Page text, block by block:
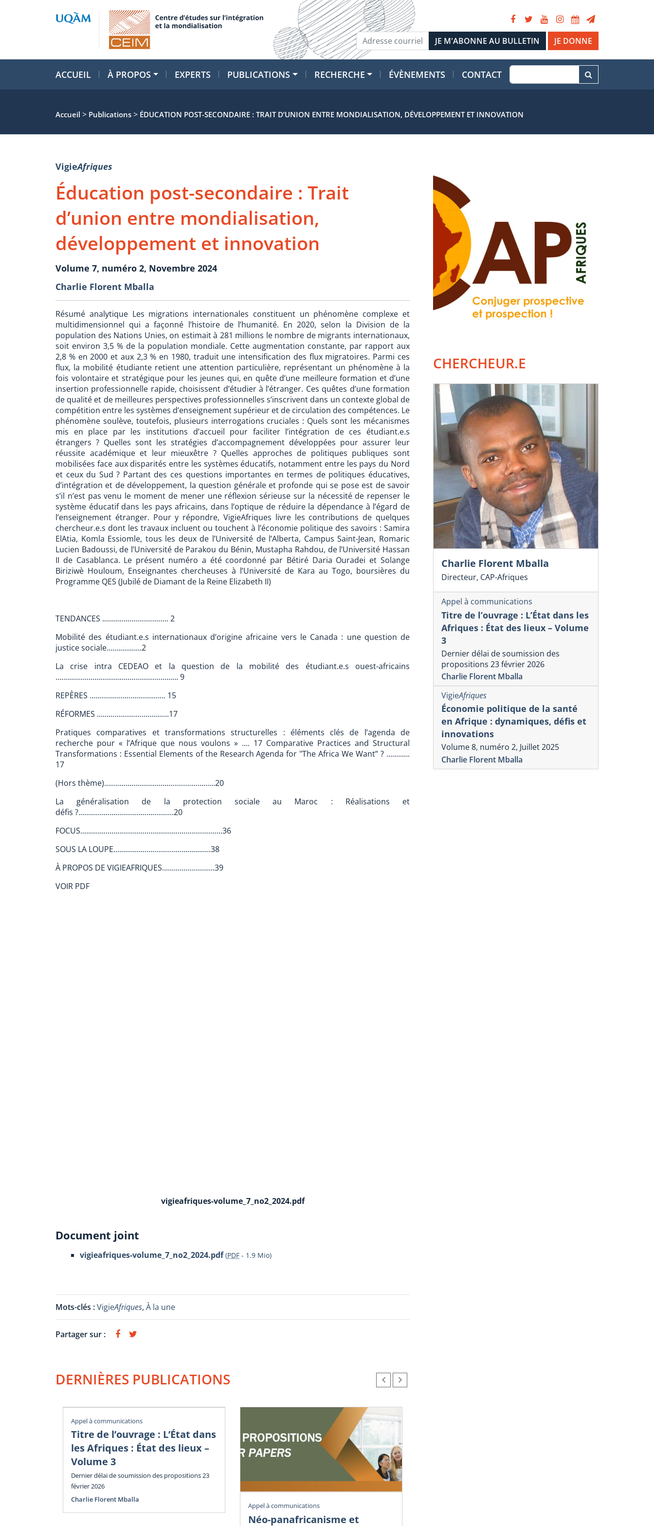
JE DONNE
ACCUEIL À PROPOS EXPERTS PUBLICATIONS RECHERCHE ÉVÈNEMENTS CONTACT
Accueil > Publications > ÉDUCATION POST-SECONDAIRE : TRAIT D’UNION ENTRE MONDIALISATION, DÉVELOPPEMENT ET INNOVATION
VigieAfriques
Éducation post-secondaire : Trait
d’union entre mondialisation,
développement et innovation
Volume 7, numéro 2, Novembre 2024
Charlie Florent Mballa
Résumé analytique Les migrations internationales constituent un phénomène complexe et
multidimensionnel qui a façonné l’histoire de l’humanité. En 2020, selon la Division de la
population des Nations Unies, on estimait à 281 millions le nombre de migrants internationaux,
soit environ 3,5 % de la population mondiale. Cette augmentation constante, par rapport aux
2,8 % en 2000 et aux 2,3 % en 1980, traduit une intensification des flux migratoires. Parmi ces
flux, la mobilité étudiante retient une attention particulière, représentant un phénomène à la
fois volontaire et stratégique pour les jeunes qui, en quête d’une meilleure formation et d’une
insertion professionnelle rapide, choisissent d’étudier à l’étranger. Ces quêtes d’une formation
de qualité et de meilleures perspectives professionnelles s’inscrivent dans un contexte global de
compétition entre les systèmes d’enseignement supérieur et de circulation des compétences. Le
phénomène soulève, toutefois, plusieurs interrogations cruciales : Quels sont les mécanismes
mis en place par les institutions d’accueil pour faciliter l’intégration de ces étudiant.e.s
étrangers ? Quelles sont les stratégies d’accompagnement développées pour assurer leur
réussite académique et leur mieuxêtre ? Quelles approches de politiques publiques sont
mobilisées face aux disparités entre les systèmes éducatifs, notamment entre les pays du Nord
et ceux du Sud ? Partant des ces questions importantes en termes de politiques éducatives,
d’intégration et de développement, la question générale et profonde qui se pose est de savoir
s’il n’est pas venu le moment de mener une réflexion sérieuse sur la nécessité de repenser le
système éducatif dans les pays africains, dans l’optique de réduire la dépendance à l’égard de
l’enseignement étranger. Pour y répondre, VigieAfriques livre les contributions de quelques
chercheur.e.s dont les travaux incluent ou touchent à l’économie politique des savoirs : Samira
ElAtia, Komla Essiomle, tous les deux de l’Université de l’Alberta, Campus Saint-Jean, Romaric
Lucien Badoussi, de l’Université de Parakou du Bénin, Mustapha Rahdou, de l’Université Hassan
II de Casablanca. Le présent numéro a été coordonné par Bétiré Daria Ouradei et Solange
Biriziwè Houloum, Enseignantes chercheuses à l’Université de Kara au Togo, boursières du
Programme QES (Jubilé de Diamant de la Reine Elizabeth II)
TENDANCES .................................. 2
Mobilité des étudiant.e.s internationaux d’origine africaine vers le Canada : une question de
justice sociale..................2
La crise intra CEDEAO et la question de la mobilité des étudiant.e.s ouest-africains
............................................................... 9
REPÈRES ....................................... 15
RÉFORMES .....................................17
Pratiques comparatives et transformations structurelles : éléments clés de l’agenda de
recherche pour « l’Afrique que nous voulons » .... 17 Comparative Practices and Structural
Transformations : Essential Elements of the Research Agenda for "The Africa We Want” ? ............
17
(Hors thème).........................................................20
La généralisation de la protection sociale au Maroc : Réalisations et
défis ?.................................................20
FOCUS.........................................................................36
SOUS LA LOUPE..................................................38
À PROPOS DE VIGIEAFRIQUES...........................39
VOIR PDF
vigieafriques-volume_7_no2_2024.pdf
Document joint
vigieafriques-volume_7_no2_2024.pdf (PDF - 1.9 Mio)
Mots-clés :VigieAfriques, À la une
Partager sur :
DERNIÈRES PUBLICATIONS
Appel à communications
Titre de l’ouvrage : L’État dans
les Afriques : État des lieux –
Volume 3
Dernier délai de soumission des propositions 23
février 2026
Charlie Florent Mballa
Appel à communications
Néo-panafricanisme et
CHERCHEUR.E
Charlie Florent Mballa
Directeur, CAP-Afriques
Appel à communications
Titre de l’ouvrage : L’État dans les
Afriques : État des lieux – Volume
3
Dernier délai de soumission des
propositions 23 février 2026
Charlie Florent Mballa
VigieAfriques
Économie politique de la santé
en Afrique : dynamiques, défis et
innovations
Volume 8, numéro 2, Juillet 2025
Charlie Florent Mballa